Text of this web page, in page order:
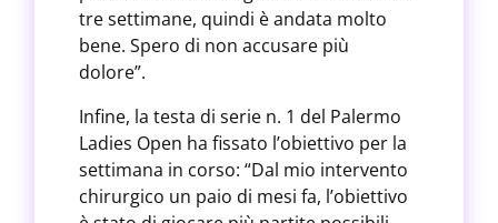
tre settimane, quindi è andata molto
bene. Spero di non accusare più
dolore”.
Infine, la testa di serie n. 1 del Palermo
Ladies Open ha fissato l’obiettivo per la
settimana in corso: “Dal mio intervento
chirurgico un paio di mesi fa, l’obiettivo